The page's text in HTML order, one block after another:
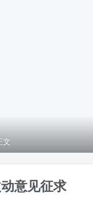
文
意见征求